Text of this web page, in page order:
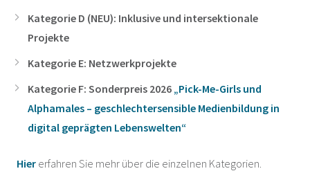
Kategorie D (NEU): Inklusive und intersektionale
Projekte
Kategorie E: Netzwerkprojekte
Kategorie F: Sonderpreis 2026„Pick-Me-Girls und
Alphamales – geschlechtersensible Medienbildung in
digital geprägten Lebenswelten“
Hier erfahren Sie mehr über die einzelnen Kategorien.